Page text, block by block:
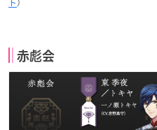
ト）
赤彪会